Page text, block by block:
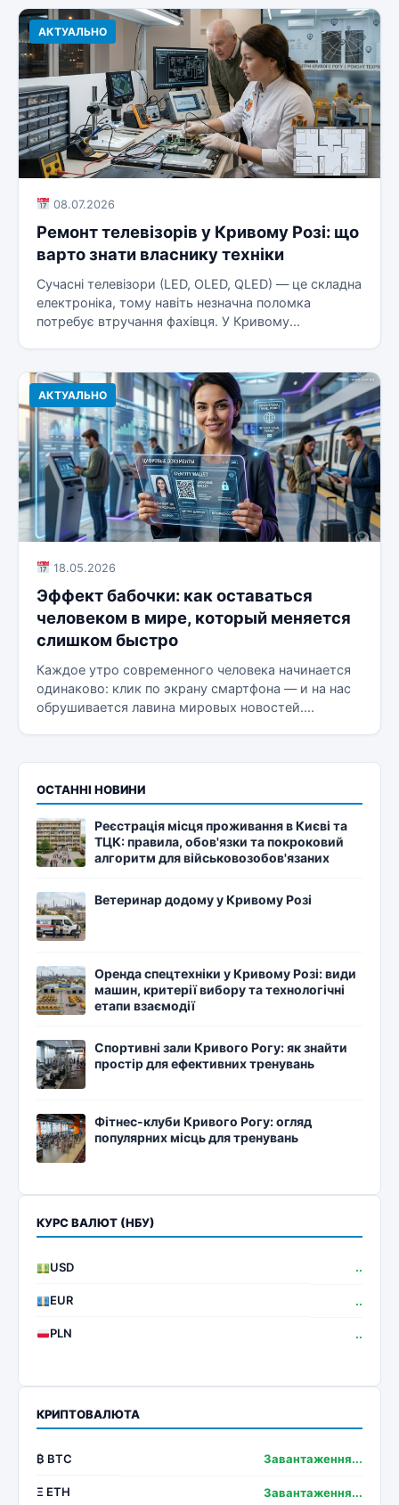
АКТУАЛЬНО
08.07.2026
Ремонт телевізорів у Кривому Розі: що
варто знати власнику техніки
Сучасні телевізори (LED, OLED, QLED) — це складна
електроніка, тому навіть незначна поломка
потребує втручання фахівця. У Кривому...
АКТУАЛЬНО
18.05.2026
Эффект бабочки: как оставаться
человеком в мире, который меняется
слишком быстро
Каждое утро современного человека начинается
одинаково: клик по экрану смартфона — и на нас
обрушивается лавина мировых новостей....
ОСТАННІ НОВИНИ
Реєстрація місця проживання в Києві та
ТЦК: правила, обов'язки та покроковий
алгоритм для військовозобов'язаних
Ветеринар додому у Кривому Розі
Оренда спецтехніки у Кривому Розі: види
машин, критерії вибору та технологічні
етапи взаємодії
Спортивні зали Кривого Рогу: як знайти
простір для ефективних тренувань
Фітнес-клуби Кривого Рогу: огляд
популярних місць для тренувань
КУРС ВАЛЮТ (НБУ)
USD ..
EUR ..
PLN ..
КРИПТОВАЛЮТА
₿ BTC Завантаження...
Ξ ETH Завантаження...